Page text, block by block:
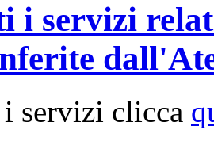
i servizi
i servizi clicca